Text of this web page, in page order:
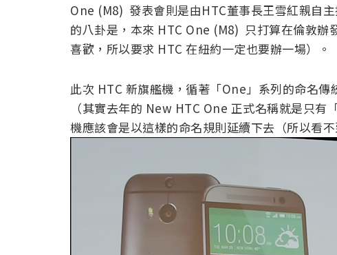
One (M8) 發表會則是由HTC董事長王雪紅親自
的八卦是，本來 HTC One (M8) 只打算在倫敦辦
喜歡，所以要求 HTC 在紐約一定也要辦一場）。
此次 HTC 新旗艦機，循著「One」系列的命名傳
（其實去年的 New HTC One 正式名稱就是只
機應該會是以這樣的命名規則延續下去（所以看